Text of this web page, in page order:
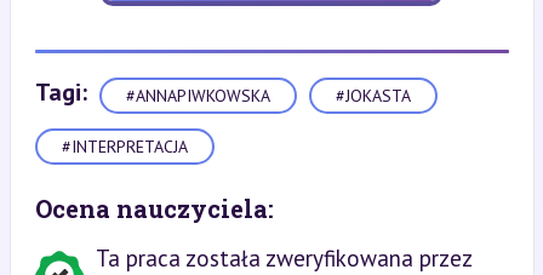
Tagi: #ANNAPIWKOWSKA #JOKASTA
#INTERPRETACJA
Ocena nauczyciela:
Ta praca została zweryfikowana przez